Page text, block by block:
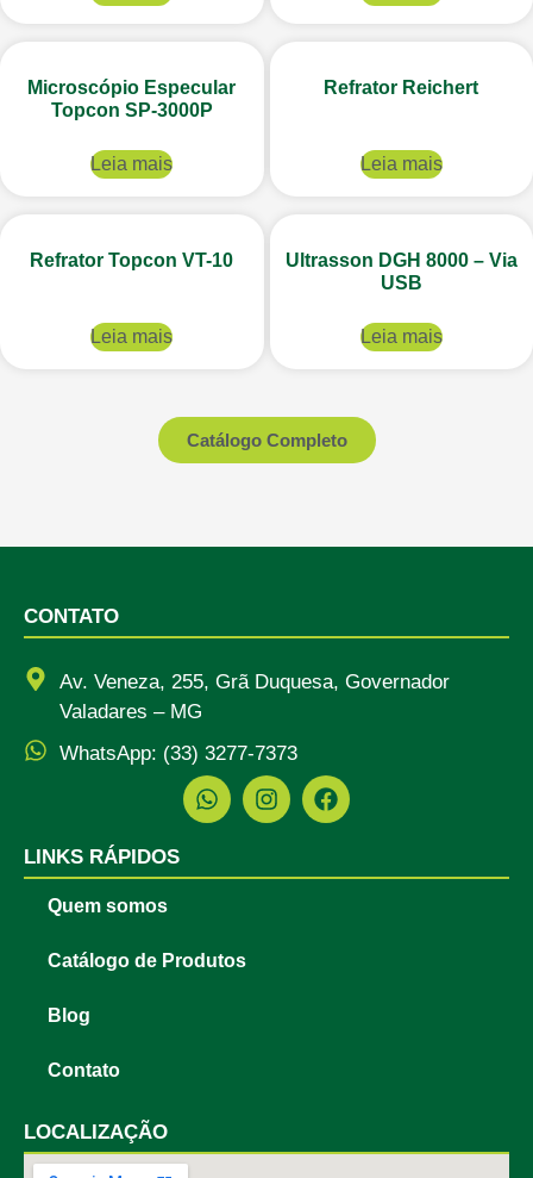
Microscópio Especular
Topcon SP-3000P
Leia mais
Refrator Reichert
Leia mais
Refrator Topcon VT-10
Leia mais
Ultrasson DGH 8000 – Via
USB
Leia mais
Catálogo Completo
CONTATO
Av. Veneza, 255, Grã Duquesa, Governador
Valadares – MG
WhatsApp: (33) 3277-7373
LINKS RÁPIDOS
Quem somos
Catálogo de Produtos
Blog
Contato
LOCALIZAÇÃO